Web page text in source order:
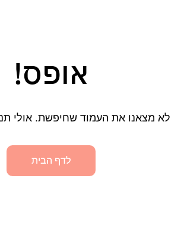
אופס!
לא מצאנו את העמוד שחיפשת. אולי
לדף הבית